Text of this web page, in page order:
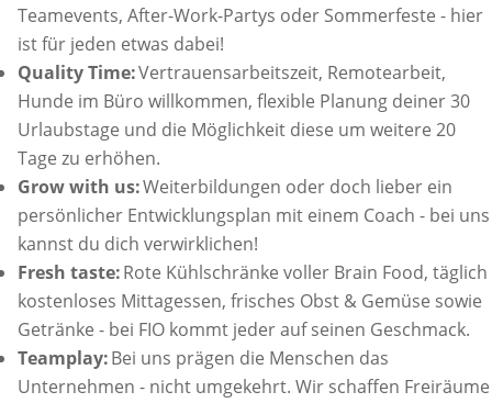
Teamevents, After-Work-Partys oder Sommerfeste - hier
ist für jeden etwas dabei!
Quality Time:Vertrauensarbeitszeit, Remotearbeit,
Hunde im Büro willkommen, flexible Planung deiner 30
Urlaubstage und die Möglichkeit diese um weitere 20
Tage zu erhöhen.
Grow with us:Weiterbildungen oder doch lieber ein
persönlicher Entwicklungsplan mit einem Coach - bei uns
kannst du dich verwirklichen!
Fresh taste:Rote Kühlschränke voller Brain Food, täglich
kostenloses Mittagessen, frisches Obst & Gemüse sowie
Getränke - bei FIO kommt jeder auf seinen Geschmack.
Teamplay:Bei uns prägen die Menschen das
Unternehmen - nicht umgekehrt. Wir schaffen Freiräume